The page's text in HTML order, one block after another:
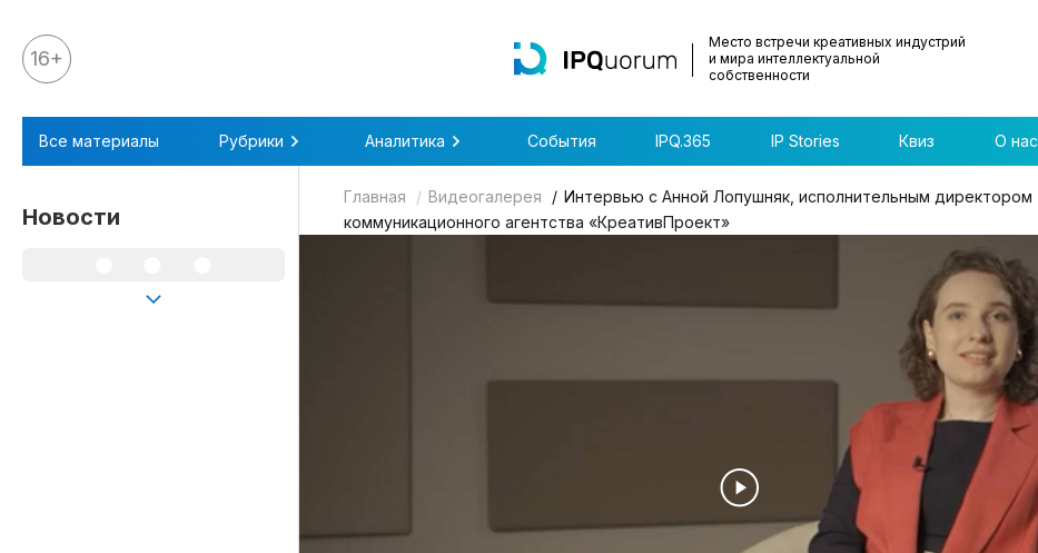
Все материалы
Аналитика
Аналитика
16+
Место встречи креативных индустрий
и мира интеллектуальной
собственности
Все материалы Рубрики Аналитика События IPQ.365 IP Stories Квиз О нас
Новости
Главная Видеогалерея
Интервью с Анной Лопушняк, исполнительным директором
коммуникационного агентства «КреативПроект»